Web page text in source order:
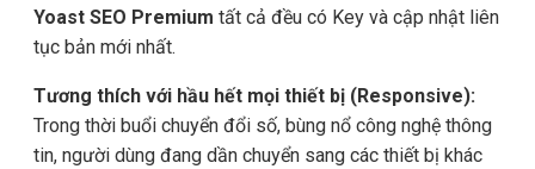
Yoast SEO Premium tất cả đều có Key và cập nhật liên
tục bản mới nhất.
Tương thích với hầu hết mọi thiết bị (Responsive):
Trong thời buổi chuyển đổi số, bùng nổ công nghệ thông
tin, người dùng đang dần chuyển sang các thiết bị khác